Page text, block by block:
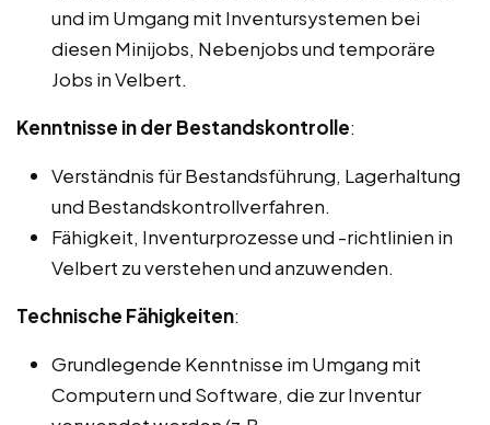
und im Umgang mit Inventursystemen bei
diesen Minijobs, Nebenjobs und temporäre
Jobs in Velbert.
Kenntnisse in der Bestandskontrolle:
Verständnis für Bestandsführung, Lagerhaltung
und Bestandskontrollverfahren.
Fähigkeit, Inventurprozesse und -richtlinien in
Velbert zu verstehen und anzuwenden.
Technische Fähigkeiten:
Grundlegende Kenntnisse im Umgang mit
Computern und Software, die zur Inventur